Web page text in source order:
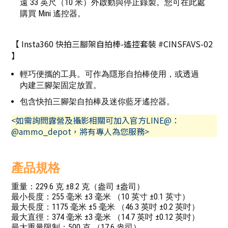
遠 33 英尺（10 米）外啟動與停止錄製。您可在此處
購買 Mini 遙控器。
【 Insta360 快拍三腳架自拍棒-遙控套裝 #CINSFAVS-02
】
輕巧便攜的工具。可作為隱形自拍棒使用，或透過
內建三腳架固定放置。
包含快拍三腳架自拍棒及迷你藍牙遙控器。
<如需詢問露營及攝影相關可加入官方LINE@：
@ammo_depot，將有專人為您服務>
產品規格
重量：229.6 克 ±8.2 克（盎司 ±盎司）
最小長度：255 毫米 ±3 毫米 （10 英寸 ±0.1 英寸）
最大長度：1175 毫米 ±5 毫米 （46.3 英吋 ±0.2 英吋）
最大直徑：374 毫米 ±3 毫米 （14.7 英吋 ±0.12 英吋）